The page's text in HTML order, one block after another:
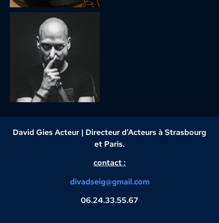
David Gies Acteur | Directeur d’Acteurs à Strasbourg
et Paris.
contact :
divadseig@gmail.com
06.24.33.55.67